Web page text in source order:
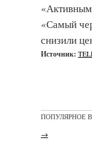
«Самый
снизили
Источник:
ПОПУЛЯРНОЕ
→